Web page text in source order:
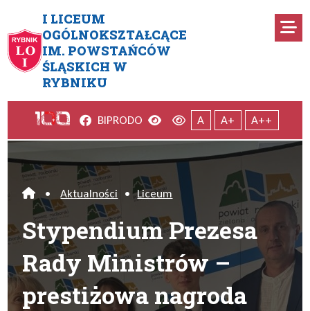
I LICEUM
OGÓLNOKSZTAŁCĄCE
IM. POWSTAŃCÓW
ŚLĄSKICH W
RYBNIKU
Stypendium Prezesa Rady
Facebook
BIPRODO Wersja kontrastowa
Wersja domyślna
A A+ A++
Home
• Aktualności • Liceum
Stypendium Prezesa
Rady Ministrów –
prestiżowa nagroda